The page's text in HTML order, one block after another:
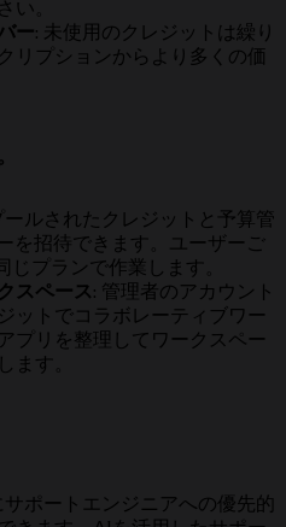
い。
ー: 未使用のクレジットは繰り
リプションからより多くの価
ールされたクレジットと予算管
を招待できます。ユーザーご
プランで作業します。
スペース: 管理者のアカウント
ットでコラボレーティブワー
プリを整理してワークスペー
ます。
サポートエンジニアへの優先的